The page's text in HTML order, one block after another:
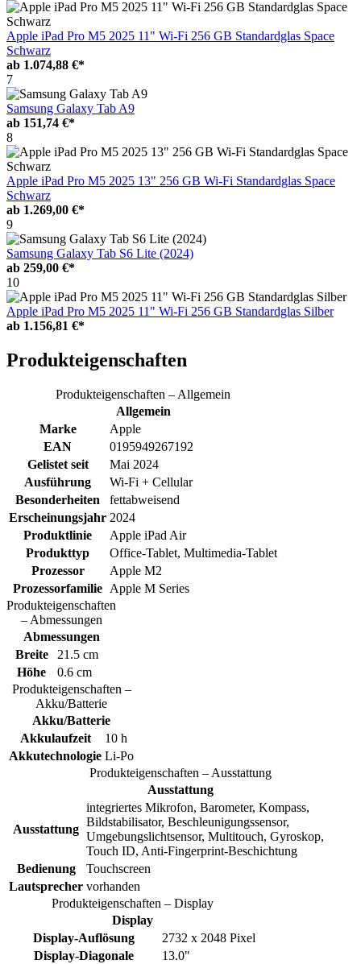
Apple iPad Pro M5 2025 11" Wi-Fi 256 GB Standardglas Space
Schwarz
ab 1.074,88 €*
7
Samsung Galaxy Tab A9
ab 151,74 €*
8
Apple iPad Pro M5 2025 13" 256 GB Wi-Fi Standardglas Space
Schwarz
ab 1.269,00 €*
9
Samsung Galaxy Tab S6 Lite (2024)
ab 259,00 €*
10
Apple iPad Pro M5 2025 11" Wi-Fi 256 GB Standardglas Silber
ab 1.156,81 €*
Produkteigenschaften
Produkteigenschaften – Allgemein
Allgemein
Marke
Apple
EAN
0195949267192
Gelistet seit
Mai 2024
Ausführung
Wi-Fi + Cellular
Besonderheiten
fettabweisend
Erscheinungsjahr 2024
Produktlinie
Apple iPad Air
Produkttyp
Office-Tablet, Multimedia-Tablet
Prozessor
Apple M2
Prozessorfamilie Apple M Series
Produkteigenschaften
– Abmessungen
Abmessungen
Breite
21.5 cm
Höhe
0.6 cm
Produkteigenschaften –
Akku/Batterie
Akku/Batterie
Akkulaufzeit
10 h
Akkutechnologie Li-Po
Produkteigenschaften – Ausstattung
Ausstattung
Ausstattung
integriertes Mikrofon, Barometer, Kompass,
Bildstabilisator, Beschleunigungssensor,
Umgebungslichtsensor, Multitouch, Gyroskop,
Touch ID, Anti-Fingerprint-Beschichtung
Bedienung
Touchscreen
Lautsprecher vorhanden
Produkteigenschaften – Display
Display
Display-Auflösung
2732 x 2048 Pixel
Display-Diagonale
13.0"